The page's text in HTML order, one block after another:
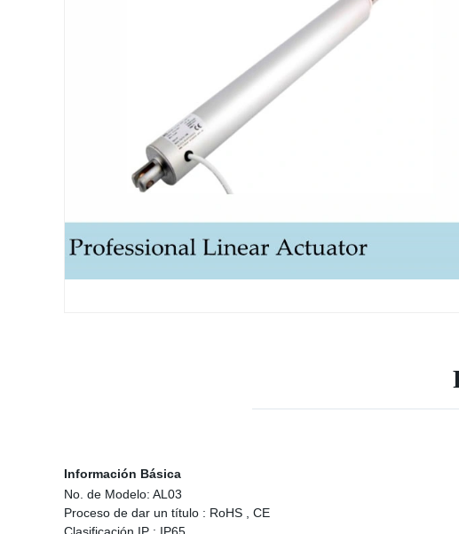
Información Básica
No. de Modelo: AL03
Proceso de dar un título : RoHS , CE